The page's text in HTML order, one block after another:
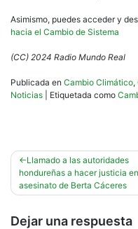
Asimismo, puedes acceder y
hacia el Cambio de Sistema
(CC) 2024 Radio Mundo Real
Publicada en Cambio Climático,
Noticias
Etiquetada como
Navegación
de
entradas
Llamado a las autoridades
hondureñas a hacer justicia
asesinato de Berta Cáceres
Dejar una respuesta